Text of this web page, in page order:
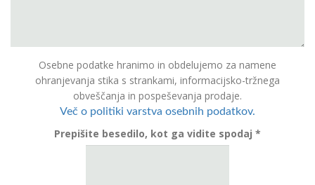
Osebne podatke hranimo in obdelujemo za namene
ohranjevanja stika s strankami, informacijsko-tržnega
obveščanja in pospeševanja prodaje.
Več o politiki varstva osebnih podatkov.
Prepišite besedilo, kot ga vidite spodaj *